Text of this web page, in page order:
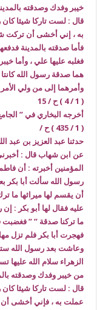
خيبر وفدك وصدقته
قال : لست تاركا شيئا
به ، إني أخشى أن تركت
فأما صدقته بالمدينة
فغلبه عليها علي ، وأما
هما صدقة رسول الله كانتا
وأمرهما إلى من ولي
( 1 / 4 ) ح / 15
أخرجه البخاري في ”
( 1 / 435 ) ح /
حدثنا عبد العزيز بن عبد
عن ابن شهاب قال :
المؤمنين أخبرته : أن
رسول الله سألت أبا بكر
أن يقسم لها ميراثها ما
عليه فقال لها أبو بكر :
ما تركنا صدقة ” ”
فهجرت أبا بكر فلم تزل
وعاشت بعد رسول الله
الزهراء سلام الله عليها
من خيبر وفدك وصدقته
قال : لست تاركا شيئا كان
عملت به ، فإني أخشى أن